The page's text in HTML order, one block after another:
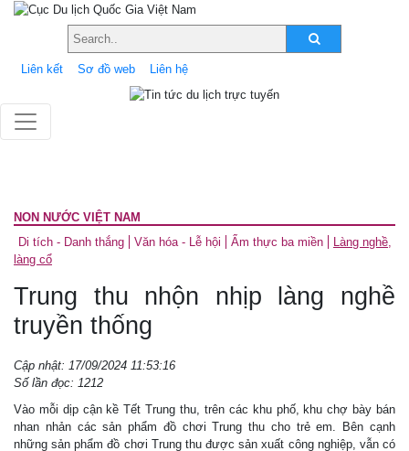
Liên kết Sơ đồ web Liên hệ
NON NƯỚC VIỆT NAM
Di tích - Danh thắng
Văn hóa - Lễ hội Ẩm thực ba miền
Làng nghề,
làng cổ
Trung thu nhộn nhịp làng nghề
truyền thống
Cập nhật: 17/09/2024 11:53:16
Số lần đọc: 1212
Vào mỗi dịp cận kề Tết Trung thu, trên các khu phố, khu chợ bày bán
nhan nhản các sản phẩm đồ chơi Trung thu cho trẻ em. Bên cạnh
những sản phẩm đồ chơi Trung thu được sản xuất công nghiệp, vẫn có